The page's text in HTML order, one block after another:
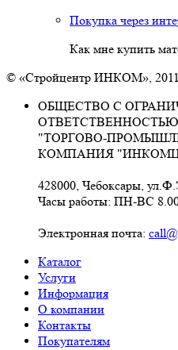
Покупка через
Как мне купить
© «Стройцентр ИНКОМ»,
ОБЩЕСТВО С
ОТВЕТСТВЕННОСТЬЮ
"ТОРГОВО-
КОМПАНИЯ
428000, Чебоксары,
Часы работы: ПН-ВС
Электронная почта:
Каталог
Услуги
Информация
О компании
Контакты
Покупателям